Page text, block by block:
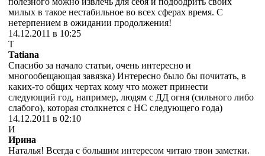
милых в такое нестабильное во всех сферах время. С
нетерпением в ожидании продолжения!
14.12.2011 в 10:25
T
Tatiana
Спасибо за начало статьи, очень интересно и
многообещающая завязка) Интересно было бы почитать, в
каких-то общих чертах кому что может принести
следующий год, например, людям с ДД огня (сильного либо
слабого), которая столкнется с НС следующего года)
14.12.2011 в 02:10
И
Ирина
Наталья! Всегда с большим интересом читаю твои заметки.